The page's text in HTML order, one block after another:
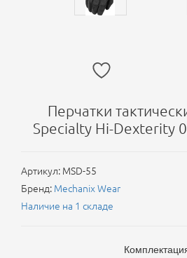
Перчатки
Specialty Hi-Dexterity
Артикул: MSD-55
Бренд: Mechanix Wear
Наличие на 1 складе